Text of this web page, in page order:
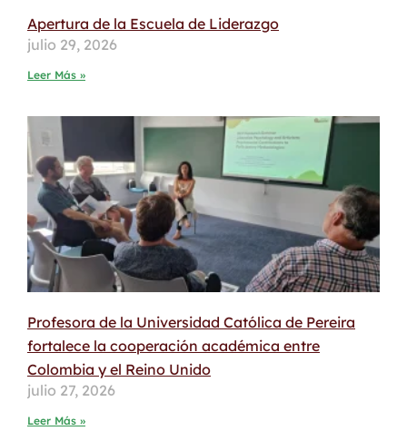
Apertura de la Escuela de Liderazgo
julio 29, 2026
Leer Más »
Profesora de la Universidad Católica de Pereira
fortalece la cooperación académica entre
Colombia y el Reino Unido
julio 27, 2026
Leer Más »